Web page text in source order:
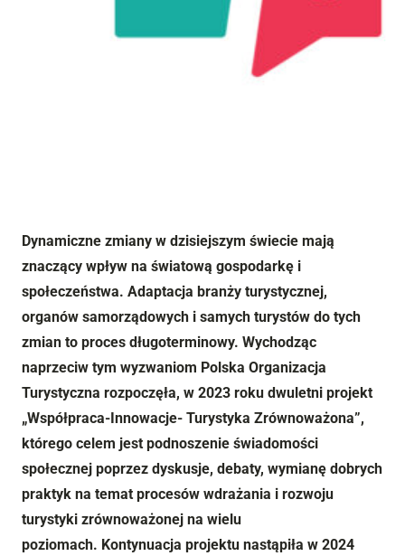
Dynamiczne zmiany w dzisiejszym świecie mają
znaczący wpływ na światową gospodarkę i
społeczeństwa. Adaptacja branży turystycznej,
organów samorządowych i samych turystów do tych
zmian to proces długoterminowy. Wychodząc
naprzeciw tym wyzwaniom Polska Organizacja
Turystyczna rozpoczęła, w 2023 roku dwuletni projekt
„Współpraca-Innowacje- Turystyka Zrównoważona”,
którego celem jest podnoszenie świadomości
społecznej poprzez dyskusje, debaty, wymianę dobrych
praktyk na temat procesów wdrażania i rozwoju
turystyki zrównoważonej na wielu
poziomach. Kontynuacja projektu nastąpiła w 2024